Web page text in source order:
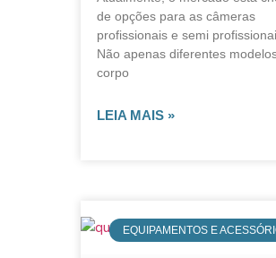
de opções para as câmeras
profissionais e semi
Não apenas diferentes
corpo
LEIA MAIS »
EQUIPAMENTOS E